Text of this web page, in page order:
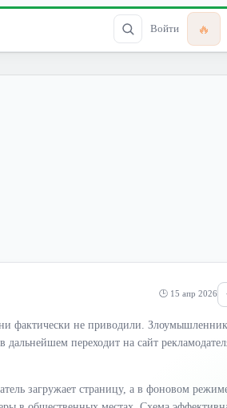
Войти 🔥
🕒 15 апр 2026
фактически не приводили.
дальнейшем переходит на сайт
загружает страницу, а в фоновом